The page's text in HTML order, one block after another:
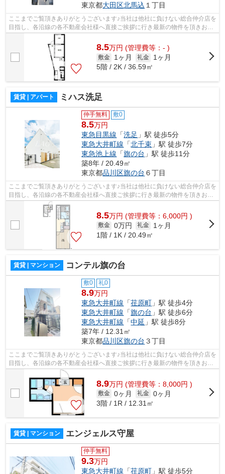
東京都大田区北馬込 １丁目
ここまでご覧頂きありがとうございます♪当社は他社に負けない総合仲介店を
目指し、各沿線の各不動産会社様へ直接ご挨拶に行き最新の物件を頂きお客
様へ提供しております！最新の情報は...
8.5万円 (管理費等：- )
敷金 1ヶ月 礼金
1ヶ月
5階 / 2K / 36.59㎡
賃貸 | アパート ミハス洗足
仲手無料 敷0
8.5万円
東急目黒線 「洗足 」駅 徒歩5分
東急大井町線 「北千束 」駅 徒歩7分
東急池上線 「旗の台 」駅 徒歩11分
築8年 / 20.49㎡
東京都品川区旗の台 ６丁目
ここまでご覧頂きありがとうございます♪当社は他社に負けない総合仲介店を
目指し、各沿線の各不動産会社様へ直接ご挨拶に行き最新の物件を頂きお客
様へ提供しております！最新の情報は...
8.5万円 (管理費等：6,000円 )
敷金 0万円 礼金
1ヶ月
1階 / 1K / 20.49㎡
賃貸 | マンション コンテル旗の台
敷0 礼0
8.9万円
東急大井町線 「荏原町 」駅 徒歩4分
東急大井町線 「旗の台 」駅 徒歩6分
東急大井町線 「中延 」駅 徒歩8分
築7年 / 12.31㎡
東京都品川区旗の台 ３丁目
ここまでご覧頂きありがとうございます♪当社は他社に負けない総合仲介店を
目指し、各沿線の各不動産会社様へ直接ご挨拶に行き最新の物件を頂きお客
様へ提供しております！最新の情報は...
8.9万円 (管理費等：8,000円 )
敷金 0ヶ月 礼金 0ヶ月
3階 / 1R / 12.31㎡
賃貸 | マンション エンジェルス守屋
仲手無料
9.3万円
東急大井町線 「荏原町 」駅 徒歩5分